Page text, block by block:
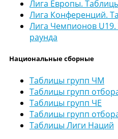
Лига Европы.
Лига Конференций.
Лига Чемпионов
раунда
Национальные сборные
Таблицы групп ЧМ
Таблицы групп
Таблицы групп ЧЕ
Таблицы групп
Таблицы Лиги Наций